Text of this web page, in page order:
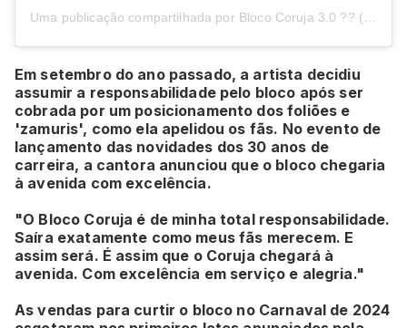
Em setembro do ano passado, a artista decidiu
assumir a responsabilidade pelo bloco após ser
cobrada por um posicionamento dos foliões e
'zamuris', como ela apelidou os fãs. No evento de
lançamento das novidades dos 30 anos de
carreira, a cantora anunciou que o bloco chegaria
à avenida com excelência.
"O Bloco Coruja é de minha total responsabilidade.
Saíra exatamente como meus fãs merecem. E
assim será. É assim que o Coruja chegará à
avenida. Com excelência em serviço e alegria."
As vendas para curtir o bloco no Carnaval de 2024